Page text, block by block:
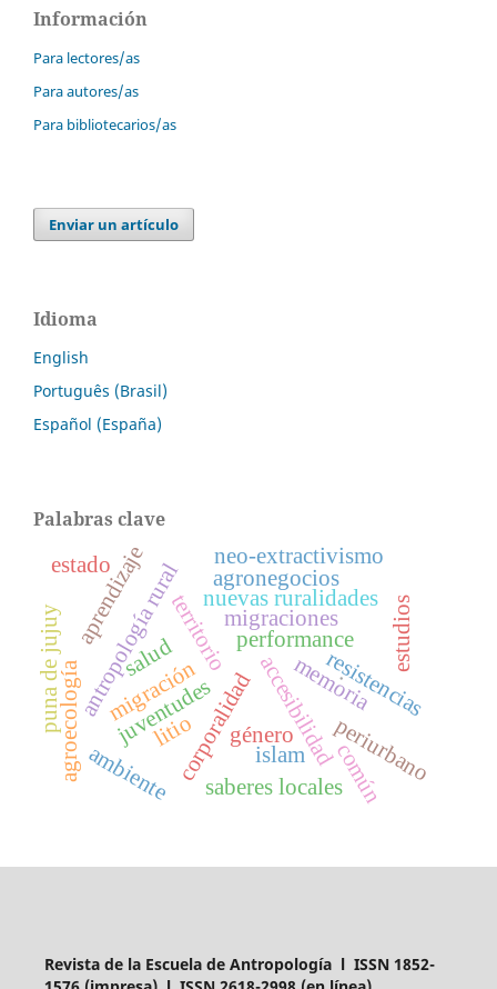
Información
Para lectores/as
Para autores/as
Para bibliotecarios/as
Enviar un artículo
Idioma
English
Português (Brasil)
Español (España)
Palabras clave
memoria
corporalidad
performance
migraciones
juventudes
nuevas ruralidades
territorio
salud accesibilidad
género
migración
antropología rural agronegocios
periurbano
agroecología
saberes locales
resistencias
neo-extractivismo
litio
aprendizaje
común
ambiente
.
estado
puna de jujuy
islam
estudios
Revista de la Escuela de Antropología l ISSN 1852-